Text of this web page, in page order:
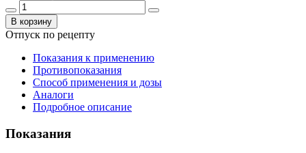
В корзину
Отпуск по рецепту
Показания к применению
Противопоказания
Способ применения и дозы
Аналоги
Подробное описание
Показания